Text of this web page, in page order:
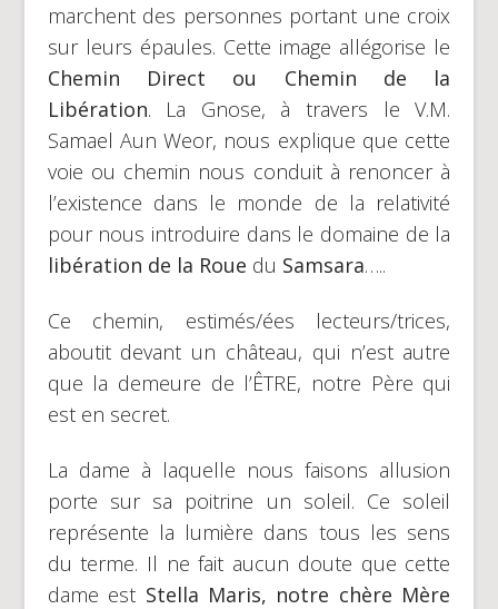
marchent des personnes portant une croix
sur leurs épaules. Cette image allégorise le
Chemin Direct ou Chemin de la
Libération. La Gnose, à travers le V.M.
Samael Aun Weor, nous explique que cette
voie ou chemin nous conduit à renoncer à
l’existence dans le monde de la relativité
pour nous introduire dans le domaine de la
libération de la Roue du Samsara…..
Ce chemin, estimés/ées lecteurs/trices,
aboutit devant un château, qui n’est autre
que la demeure de l’ÊTRE, notre Père qui
est en secret.
La dame à laquelle nous faisons allusion
porte sur sa poitrine un soleil. Ce soleil
représente la lumière dans tous les sens
du terme. Il ne fait aucun doute que cette
dame est Stella Maris, notre chère Mère